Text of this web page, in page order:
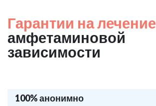
Гарантии на лечение
амфетаминовой
зависимости
100% анонимно